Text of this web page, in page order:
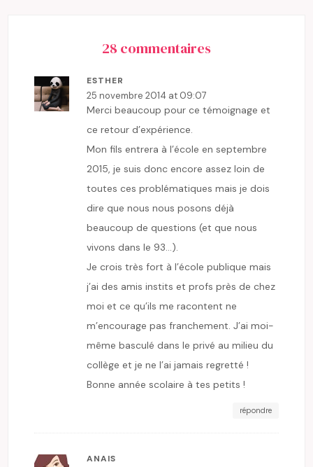
28 commentaires
ESTHER
25 novembre 2014 at 09:07
Merci beaucoup pour ce témoignage et
ce retour d’expérience.
Mon fils entrera à l’école en septembre
2015, je suis donc encore assez loin de
toutes ces problématiques mais je dois
dire que nous nous posons déjà
beaucoup de questions (et que nous
vivons dans le 93…).
Je crois très fort à l’école publique mais
j’ai des amis instits et profs près de chez
moi et ce qu’ils me racontent ne
m’encourage pas franchement. J’ai moi-
même basculé dans le privé au milieu du
collège et je ne l’ai jamais regretté !
Bonne année scolaire à tes petits !
répondre
ANAIS